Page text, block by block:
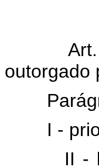
Art. 16.
outorgado
I -
II -